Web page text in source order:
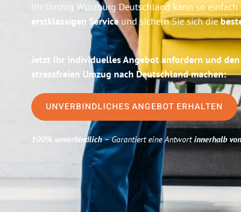
Ihr Umzug Würzburg Deutschland kann so
erstklassigen Serviceund sichern Sie sich die
Jetzt Ihr individuelles Angebot anfordern und
stressfreien Umzug nach Deutschland machen:
UNVERBINDLICHES ANGEBOT ERHALTEN
100% unverbindlich– Garantiert eine Antwortinnerhalb